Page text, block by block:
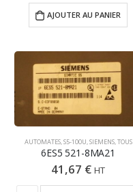
AJOUTER AU PANIER
AUTOMATES,S5-100U,SIEMENS,TOUS
6ES5 521-8MA21
41,67 € HT